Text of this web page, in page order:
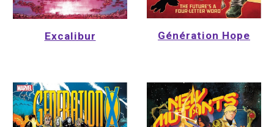
Excalibur Génération Hope